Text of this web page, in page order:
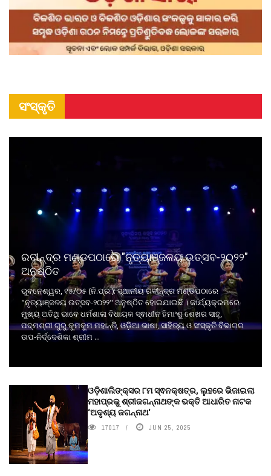
ସଂସ୍କୃତି
ରବୀନ୍ଦ୍ର ମଣ୍ଡପଠାରେ "ନୃତ୍ୟାଞ୍ଜଳୟ ଉତ୍ସବ-୨୦୨୨"
ଅନୁଷ୍ଠିତ
ଭୁବନେଶ୍ୱର, ୧୫/୦୫ (ନି.ପ୍ର.): ସ୍ଥାନୀୟ ରବୀନ୍ଦ୍ର ମଣ୍ଡପଠାରେ
"ନୃତ୍ୟାଞ୍ଜଳୟ ଉତ୍ସବ-୨୦୨୨" ଅନୁଷ୍ଠିତ ହୋଇଯାଇଛି । କାର୍ଯ୍ୟକ୍ରମରେ
ମୁଖ୍ୟ ଅତିଥି ଭାବେ ଧର୍ମଶାଳା ବିଧାୟକ ସ୍ଵାଧୀନ ହିମାଂଶୁ ଶେଖର ସାହୁ,
ପଦ୍ମଶ୍ରୀ ଗୁରୁ କୁମକୁମ ମହାନ୍ତି, ଓଡ଼ିଆ ଭାଷା, ସାହିତ୍ୟ ଓ ସଂସ୍କୃତି ବିଭାଗର
ଉପ-ନିର୍ଦ୍ଦେଶିକା ଶ୍ରୀମ ...
ଓଡ଼ିଶାଲିଙ୍କ୍ସର ୮ମ ସ୍ଵନକ୍ଷତ୍ର, ଲୁହରେ ଭିଜାଇଲା
ମହାପ୍ରଭୁ ଶ୍ରୀଜଗନ୍ନାଥଙ୍କ ଭକ୍ତି ଆଧାରିତ ନାଟକ
‘ଅଦୃଶ୍ୟ ଜଗନ୍ନାଥ‘
17017 JUN 25, 2025